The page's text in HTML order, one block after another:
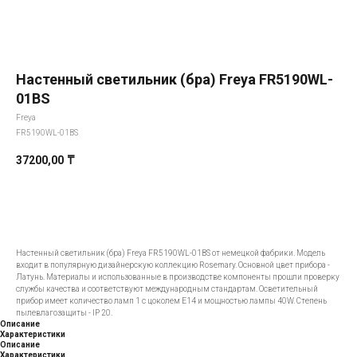
Настенный светильник (бра) Freya FR5190WL-
01BS
Freya
FR5190WL-01BS
37200,00 ₸
Настенный светильник (бра) Freya FR5190WL-01BS от немецкой фабрики. Модель
входит в популярную дизайнерскую коллекцию Rosemary. Основной цвет прибора -
Латунь. Материалы и использованные в производстве компоненты прошли проверку
службы качества и соответствуют международным стандартам. Осветительный
прибор имеет количество ламп 1 с цоколем E14 и мощностью лампы 40W. Степень
пылевлагозащиты - IP 20.
Описание
Характеристики
Описание
Характеристики